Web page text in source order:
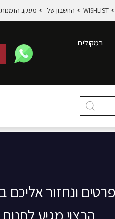
WISHLIST החשבון שלי מעקב הזמנות
רמקולים
ונחזור
הרצוי מגיע